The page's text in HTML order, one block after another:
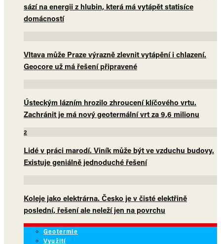
sází na energii z hlubin, která má vytápět statisíce
domácností
Vltava může Praze výrazně zlevnit vytápění i chlazení.
Geocore už má řešení připravené
Ústeckým lázním hrozilo zhroucení klíčového vrtu.
Zachránit je má nový geotermální vrt za 9,6 milionu
2
Lidé v práci marodí. Viník může být ve vzduchu budovy.
Existuje geniálně jednoduché řešení
Koleje jako elektrárna. Česko je v čisté elektřině
poslední, řešení ale neleží jen na povrchu
Geotermie
Využití